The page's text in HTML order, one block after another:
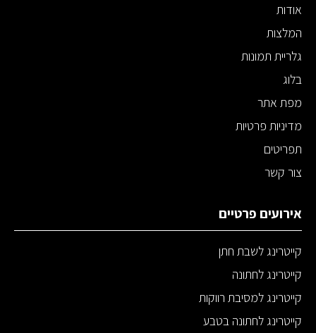
אודות
המלצות
גלריית תמונות
בלוג
מפת אתר
מדיניות פרטיות
תפריטים
צור קשר
אירועים פרטיים
קייטרינג לשבת חתן
קייטרינג לחתונה
קייטרינג למסיבת רווקות
קייטרינג לחתונה בטבע